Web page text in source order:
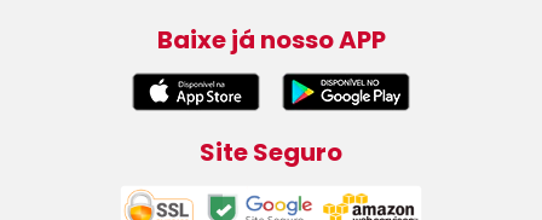
Baixe já nosso APP
Site Seguro